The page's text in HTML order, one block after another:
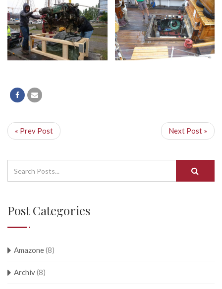
« Prev Post Next Post »
Post Categories
Amazone(8)
Archiv(8)